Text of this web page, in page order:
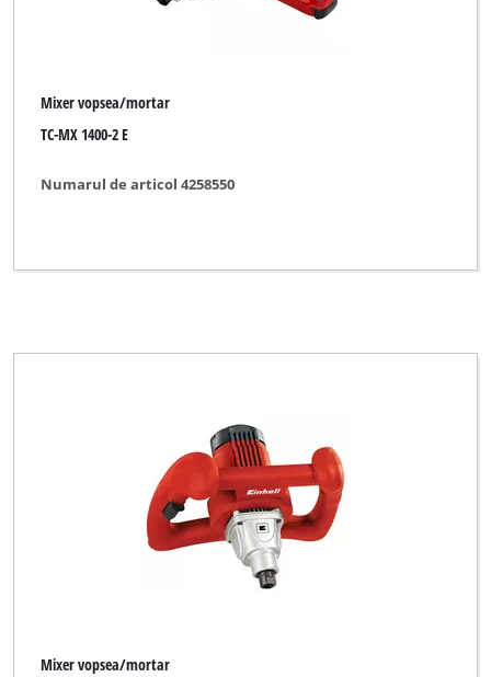
Mixer vopsea/mortar
TC-MX 1400-2 E
Numarul de articol 4258550
Mixer vopsea/mortar